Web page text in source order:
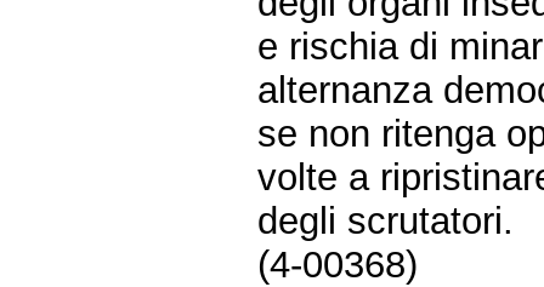
e rischia di
alternanza
se non ritenga
volte a
degli scrutatori.
(4-00368)